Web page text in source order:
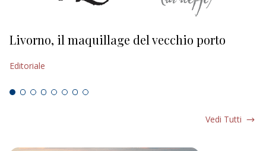
Livorno, il maquillage del vecchio porto
Editoriale
Vedi Tutti